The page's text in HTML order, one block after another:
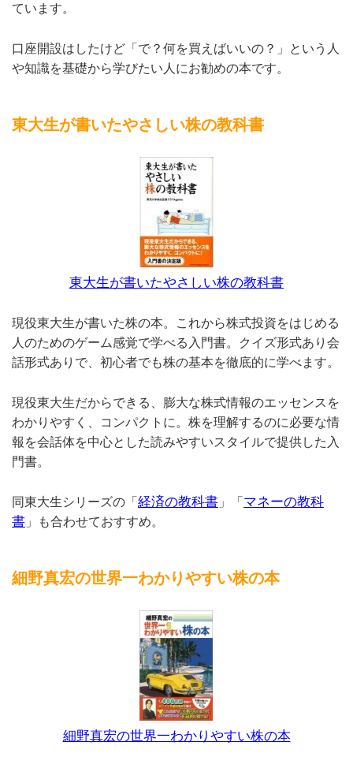
ています。
口座開設はしたけど「で？何を買えばいいの？」という人
や知識を基礎から学びたい人にお勧めの本です。
東大生が書いたやさしい株の教科書
東大生が書いたやさしい株の教科書
現役東大生が書いた株の本。これから株式投資をはじめる
人のためのゲーム感覚で学べる入門書。クイズ形式あり会
話形式ありで、初心者でも株の基本を徹底的に学べます。
現役東大生だからできる、膨大な株式情報のエッセンスを
わかりやすく、コンパクトに。株を理解するのに必要な情
報を会話体を中心とした読みやすいスタイルで提供した入
門書。
同東大生シリーズの「 経済の教科書 」「 マネーの教科
書 」も合わせておすすめ。
細野真宏の世界一わかりやすい株の本
細野真宏の世界一わかりやすい株の本